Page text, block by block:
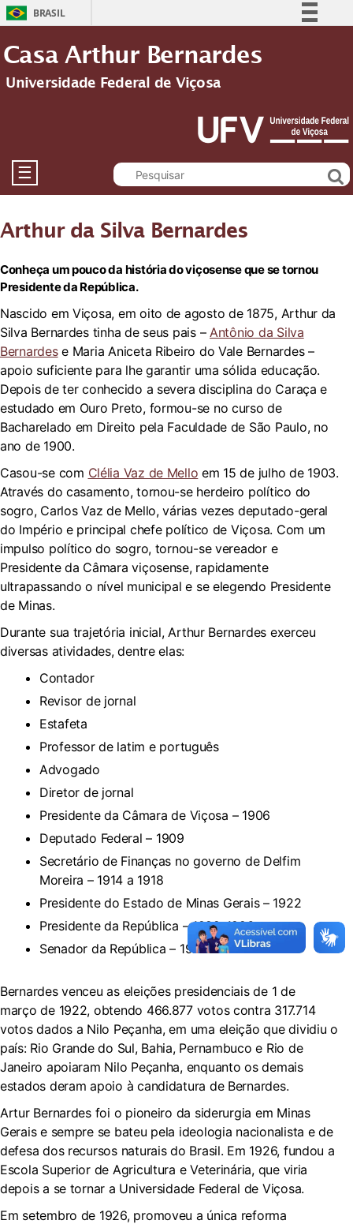
BRASIL
Comunica BR
Legislação
Casa Arthur Bernardes
Universidade Federal de Viçosa
☰
Arthur da Silva Bernardes
Conheça um pouco da história do viçosense que se tornou
Presidente da República.
Nascido em Viçosa, em oito de agosto de 1875, Arthur da
Silva Bernardes tinha de seus pais –Antônio da Silva
Bernardese Maria Aniceta Ribeiro do Vale Bernardes –
apoio suficiente para lhe garantir uma sólida educação.
Depois de ter conhecido a severa disciplina do Caraça e
estudado em Ouro Preto, formou-se no curso de
Bacharelado em Direito pela Faculdade de São Paulo, no
ano de 1900.
Casou-se com Clélia Vaz de Mello em 15 de julho de 1903.
Através do casamento, tornou-se herdeiro político do
sogro, Carlos Vaz de Mello, várias vezes deputado-geral
do Império e principal chefe político de Viçosa. Com um
impulso político do sogro, tornou-se vereador e
Presidente da Câmara viçosense, rapidamente
ultrapassando o nível municipal e se elegendo Presidente
de Minas.
Durante sua trajetória inicial, Arthur Bernardes exerceu
diversas atividades, dentre elas:
Contador
Revisor de jornal
Estafeta
Professor de latim e português
Advogado
Diretor de jornal
Presidente da Câmara de Viçosa – 1906
Deputado Federal – 1909
Secretário de Finanças no governo de Delfim
Moreira – 1914 a 1918
Presidente do Estado de Minas Gerais – 1922
Presidente da República – 1922-1926
Senador da República – 1927
Bernardes venceu as eleições presidenciais de 1 de
março de 1922, obtendo 466.877 votos contra 317.714
votos dados a Nilo Peçanha, em uma eleição que dividiu o
país: Rio Grande do Sul, Bahia, Pernambuco e Rio de
Janeiro apoiaram Nilo Peçanha, enquanto os demais
estados deram apoio à candidatura de Bernardes.
Artur Bernardes foi o pioneiro da siderurgia em Minas
Gerais e sempre se bateu pela ideologia nacionalista e de
defesa dos recursos naturais do Brasil. Em 1926, fundou a
Escola Superior de Agricultura e Veterinária, que viria
depois a se tornar a Universidade Federal de Viçosa.
Em setembro de 1926, promoveu a única reforma